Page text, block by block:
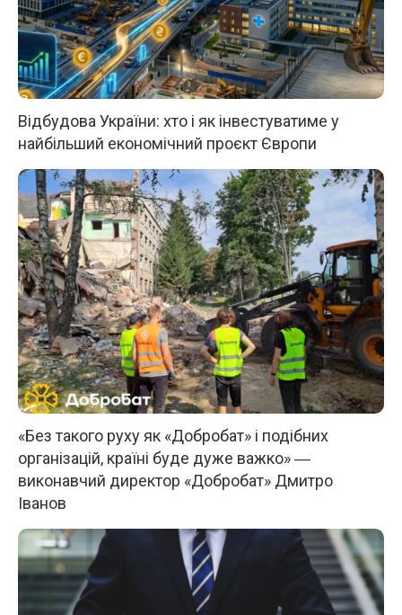
Відбудова України: хто і як інвестуватиме у
найбільший економічний проєкт Європи
«Без такого руху як «Добробат» і подібних
організацій, країні буде дуже важко» ―
виконавчий директор «Добробат» Дмитро
Іванов